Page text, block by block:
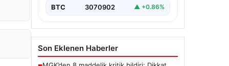
BTC 3070902 ▲ +0.86%
Son Eklenen Haberler